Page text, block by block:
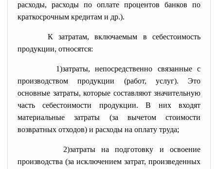
расходы, расходы по оплате процентов банков по
краткосрочным кредитам и др.).
К затратам, включаемым в себестоимость
продукции, относятся:
1)затраты, непосредственно связанные с
производством продукции (работ, услуг). Это
основные затраты, которые составляют значительную
часть себестоимости продукции. В них входят
материальные затраты (за вычетом стоимости
возвратных отходов) и расходы на оплату труда;
2)затраты на подготовку и освоение
производства (за исключением затрат, произведенных